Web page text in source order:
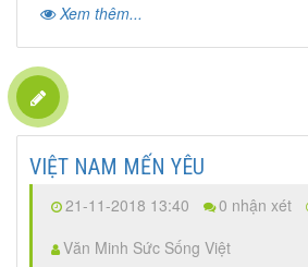
Xem thêm...
VIỆT NAM MẾN YÊU
21-11-2018 13:40 0 nhận xét
Văn Minh Sức Sống Việt